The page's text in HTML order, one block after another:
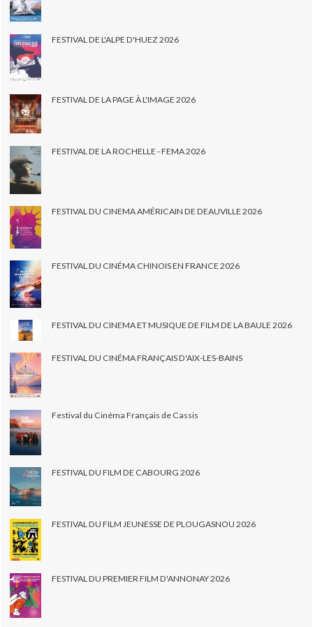
FESTIVAL DE L'ALPE D'HUEZ 2026
FESTIVAL DE LA PAGE À L'IMAGE 2026
FESTIVAL DE LA ROCHELLE - FEMA 2026
FESTIVAL DU CINEMA AMÉRICAIN DE DEAUVILLE 2026
FESTIVAL DU CINÉMA CHINOIS EN FRANCE 2026
FESTIVAL DU CINEMA ET MUSIQUE DE FILM DE LA BAULE 2026
FESTIVAL DU CINÉMA FRANÇAIS D'AIX-LES-BAINS
Festival du Cinéma Français de Cassis
FESTIVAL DU FILM DE CABOURG 2026
FESTIVAL DU FILM JEUNESSE DE PLOUGASNOU 2026
FESTIVAL DU PREMIER FILM D'ANNONAY 2026